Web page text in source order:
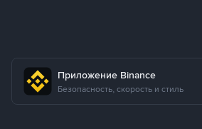
Приложение Binance
Безопасность, скорость и стиль